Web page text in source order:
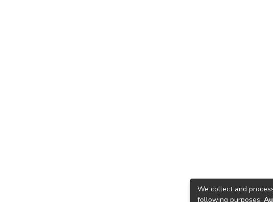
We collect and
following purposes: